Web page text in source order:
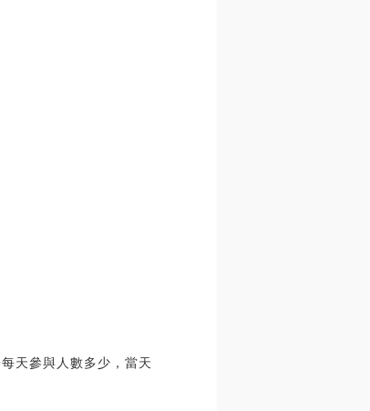
天參與人數多少，當天